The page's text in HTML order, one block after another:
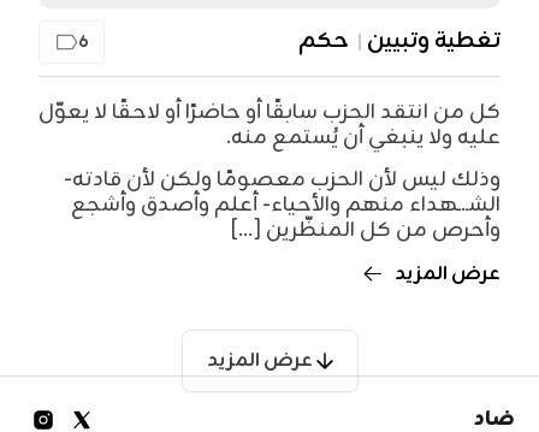
تغطية وتبيين حكم 6
كل من انتقد الحزب سابقًا أو حاضرًا أو لاحقًا لا يعوّل
عليه ولا ينبغي أن يُستمع منه.
وذلك ليس لأن الحزب معصومًا ولكن لأن قادته-
الشـ.ـهداء منهم والأحياء- أعلم وأصدق وأشجع
وأحرص من كل المنظّرين [...]
عرض المزيد
Posts
navigation
عرض المزيد
ضاد